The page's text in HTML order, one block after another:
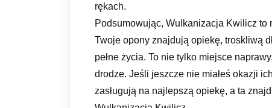
rękach.
Podsumowując, Wulkanizacja Kwilicz to
Twoje opony znajdują opiekę, troskliwą
pełne życia. To nie tylko miejsce
drodze. Jeśli jeszcze nie miałeś okazji
zasługują na najlepszą opiekę, a ta